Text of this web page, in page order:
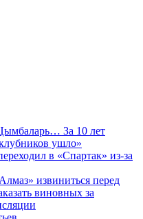
За 10 лет
ушло»
в «Спартак» из-за
извиниться перед
виновных за